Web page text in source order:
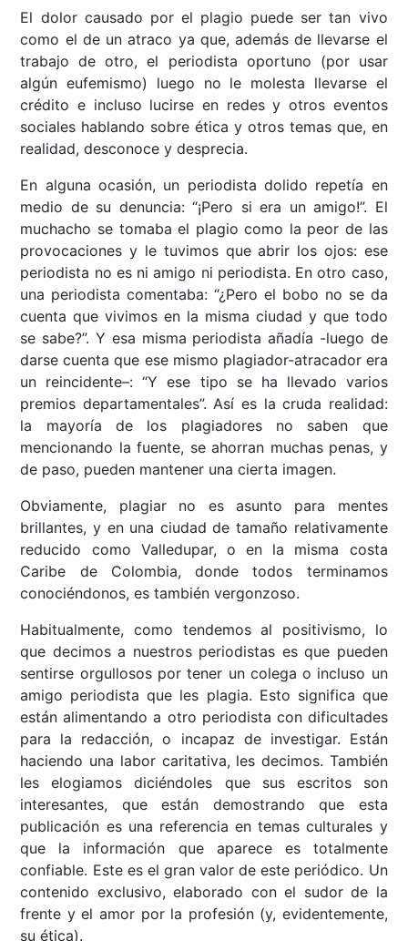
El dolor causado por el plagio puede ser tan vivo
como el de un atraco ya que, además de llevarse el
trabajo de otro, el periodista oportuno (por usar
algún eufemismo) luego no le molesta llevarse el
crédito e incluso lucirse en redes y otros eventos
sociales hablando sobre ética y otros temas que, en
realidad, desconoce y desprecia.
En alguna ocasión, un periodista dolido repetía en
medio de su denuncia: “¡Pero si era un amigo!”. El
muchacho se tomaba el plagio como la peor de las
provocaciones y le tuvimos que abrir los ojos: ese
periodista no es ni amigo ni periodista. En otro caso,
una periodista comentaba: “¿Pero el bobo no se da
cuenta que vivimos en la misma ciudad y que todo
se sabe?”. Y esa misma periodista añadía -luego de
darse cuenta que ese mismo plagiador-atracador era
un reincidente–: “Y ese tipo se ha llevado varios
premios departamentales”. Así es la cruda realidad:
la mayoría de los plagiadores no saben que
mencionando la fuente, se ahorran muchas penas, y
de paso, pueden mantener una cierta imagen.
Obviamente, plagiar no es asunto para mentes
brillantes, y en una ciudad de tamaño relativamente
reducido como Valledupar, o en la misma costa
Caribe de Colombia, donde todos terminamos
conociéndonos, es también vergonzoso.
Habitualmente, como tendemos al positivismo, lo
que decimos a nuestros periodistas es que pueden
sentirse orgullosos por tener un colega o incluso un
amigo periodista que les plagia. Esto significa que
están alimentando a otro periodista con dificultades
para la redacción, o incapaz de investigar. Están
haciendo una labor caritativa, les decimos. También
les elogiamos diciéndoles que sus escritos son
interesantes, que están demostrando que esta
publicación es una referencia en temas culturales y
que la información que aparece es totalmente
confiable. Este es el gran valor de este periódico. Un
contenido exclusivo, elaborado con el sudor de la
frente y el amor por la profesión (y, evidentemente,
su ética).